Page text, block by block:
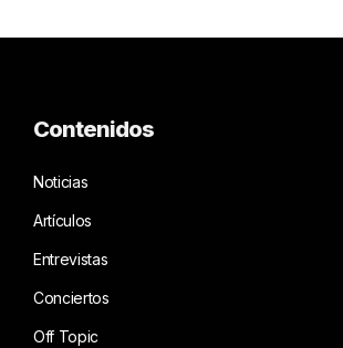
Contenidos
Noticias
Artículos
Entrevistas
Conciertos
Off Topic